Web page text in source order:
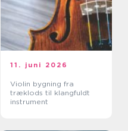
11. juni 2026
Violin bygning fra
træklods til klangfuldt
instrument